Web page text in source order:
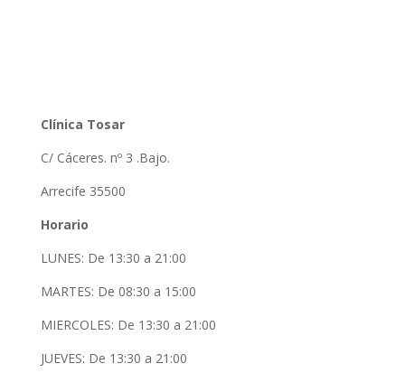
Clínica Tosar
C/ Cáceres. nº 3 .Bajo.
Arrecife 35500
Horario
LUNES: De 13:30 a 21:00
MARTES: De 08:30 a 15:00
MIERCOLES: De 13:30 a 21:00
JUEVES: De 13:30 a 21:00